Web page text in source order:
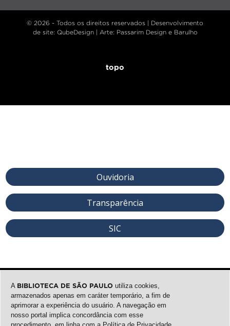
© 2026 - Todos os direitos reservados | Desenvolvimento
de site: QubeDesign | Arte: Passarim Design e Barulho
topo
Ouvidoria
Transparência
SIC
A BIBLIOTECA DE SÃO PAULO utiliza cookies,
armazenados apenas em caráter temporário, a fim de
aprimorar a experiência do usuário. A navegação em
nosso portal implica concordância com esse